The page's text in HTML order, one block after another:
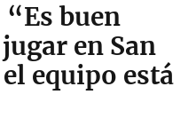
buen
en San
equipo está